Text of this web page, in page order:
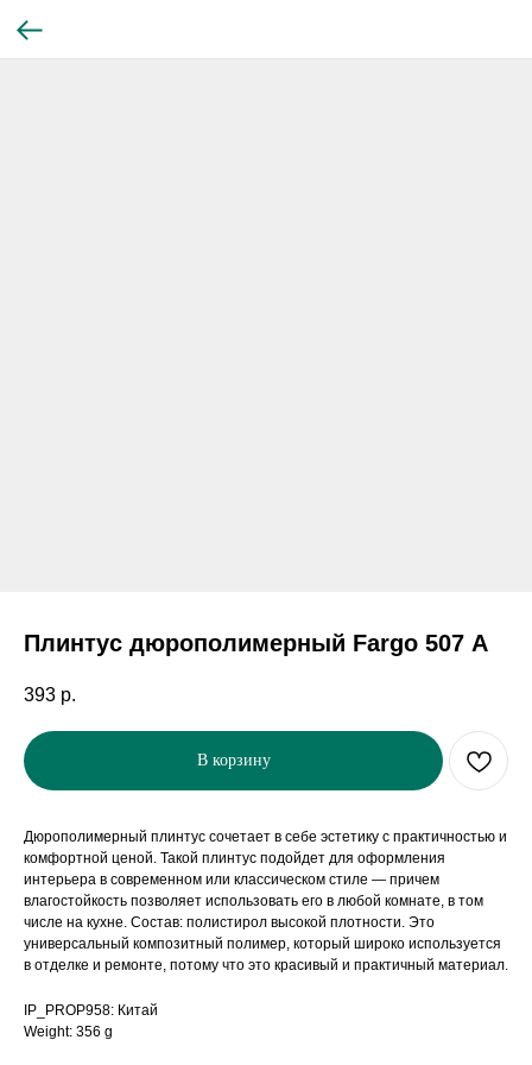
Плинтус дюрополимерный Fargo 507 А
393 р.
В корзину
Дюрополимерный плинтус сочетает в себе эстетику с практичностью и
комфортной ценой. Такой плинтус подойдет для оформления
интерьера в современном или классическом стиле — причем
влагостойкость позволяет использовать его в любой комнате, в том
числе на кухне. Состав: полистирол высокой плотности. Это
универсальный композитный полимер, который широко используется
в отделке и ремонте, потому что это красивый и практичный материал.
IP_PROP958: Китай
Weight: 356 g